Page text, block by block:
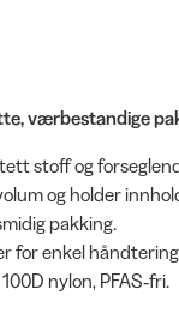
værbestandige
stoff og
og holder
pakking.
for enkel
nylon, PFAS‑fri.